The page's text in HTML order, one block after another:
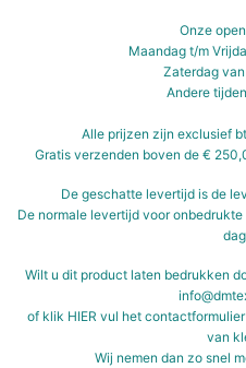
Onze
Maandag t/m
Zaterdag
Andere
Alle prijzen zijn exclusief
Gratis verzenden boven de €
De geschatte levertijd is de
De normale levertijd voor
Wilt u dit product laten bedrukken
of klik HIER vul het
van
Wij nemen dan zo snel